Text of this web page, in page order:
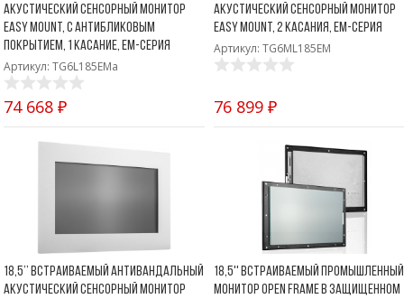
акустический сенсорный монитор
Easy Mount, с антибликовым
покрытием, 1 касание, EM-серия
Артикул: TG6L185EMa
74 668 ₽
акустический сенсорный монитор
Easy Mount, 2 касания, EM-серия
Артикул: TG6ML185EM
76 899 ₽
18,5’’ Встраиваемый антивандальный
акустический сенсорный монитор
18,5'' Встраиваемый промышленный
монитор Open Frame в защищенном